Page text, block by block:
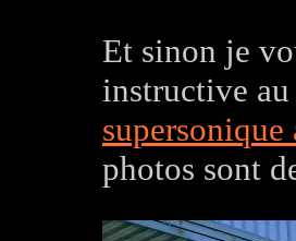
Et sinon je
instructive au
supersonique
photos sont